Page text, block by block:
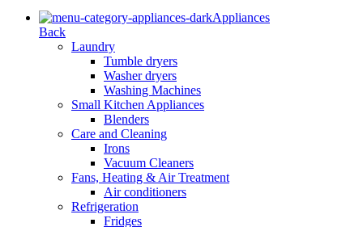
Appliances
Back
Laundry
Tumble dryers
Washer dryers
Washing Machines
Small Kitchen Appliances
Blenders
Care and Cleaning
Irons
Vacuum Cleaners
Fans, Heating & Air Treatment
Air conditioners
Refrigeration
Fridges